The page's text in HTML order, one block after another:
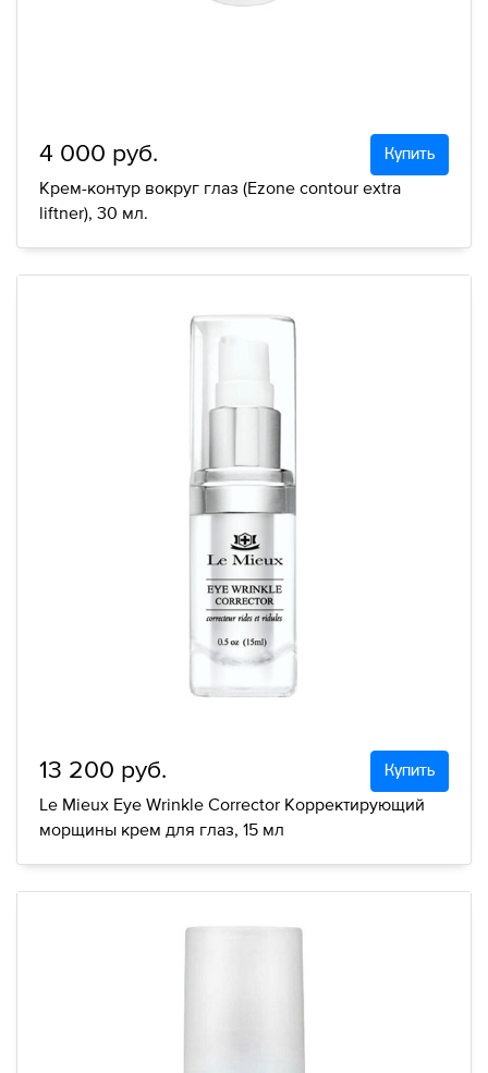
4 000 руб. Купить
Крем-контур вокруг глаз (Ezone contour extra
liftner), 30 мл.
13 200 руб. Купить
Le Mieux Eye Wrinkle Corrector Корректирующий
морщины крем для глаз, 15 мл